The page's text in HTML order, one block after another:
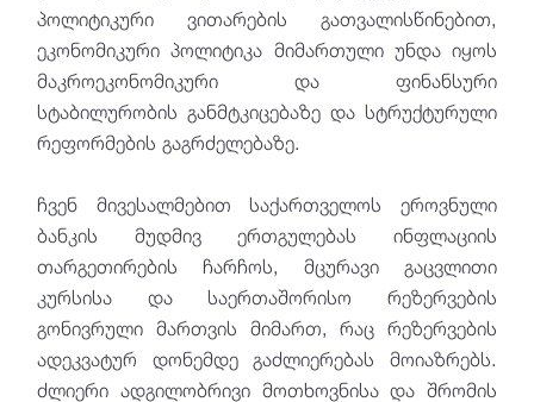
პოლიტიკური ვითარების გათვალისწინებით,
ეკონომიკური პოლიტიკა მიმართული უნდა იყოს
მაკროეკონომიკური და ფინანსური
სტაბილურობის განმტკიცებაზე და სტრუქტურული
რეფორმების გაგრძელებაზე.
ჩვენ მივესალმებით საქართველოს ეროვნული
ბანკის მუდმივ ერთგულებას ინფლაციის
თარგეთირების ჩარჩოს, მცურავი გაცვლითი
კურსისა და საერთაშორისო რეზერვების
გონივრული მართვის მიმართ, რაც რეზერვების
ადეკვატურ დონემდე გაძლიერებას მოიაზრებს.
ძლიერი ადგილობრივი მოთხოვნისა და შრომის